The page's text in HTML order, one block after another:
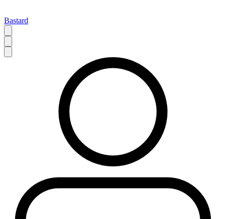
Bastard